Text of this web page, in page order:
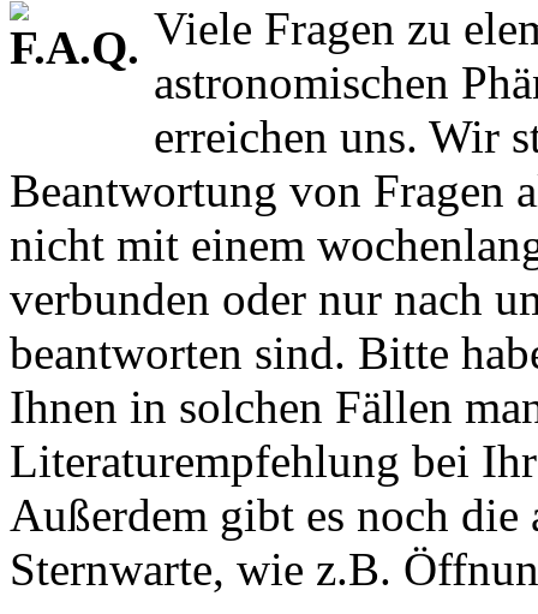
Viele Fragen zu
astronomischen
erreichen uns. Wir
Beantwortung von Fragen
nicht mit einem
verbunden oder nur nach
beantworten sind. Bitte
Ihnen in solchen Fällen
Literaturempfehlung bei
Außerdem gibt es noch die
Sternwarte, wie z.B.